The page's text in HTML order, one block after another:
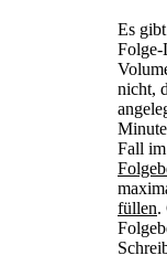
Es gibt
Folge-
nicht,
Fall im
füllen.